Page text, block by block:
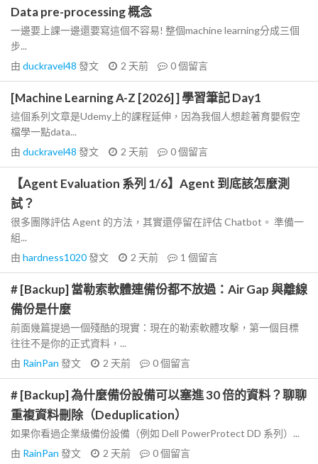
Data pre-processing 概念
一邊要上課一邊還要寫這個不容易! 整個machine learning分成三個
步...
由 duckravel48 發文 2 天前 0個留言
[Machine Learning A-Z [2026] ] 學習筆記 Day1
這個系列文章是Udemy上的課程延伸，因為我個人想趁著育嬰假空
檔學一點data...
由 duckravel48 發文 2 天前 0個留言
【Agent Evaluation 系列 1/6】Agent 到底該怎麼測
試？
很多團隊評估 Agent 的方法，其實還停留在評估 Chatbot。 準備一
組...
由 hardness1020發文 2 天前 1 個留言
# [Backup] 當勒索軟體連備份都不放過：Air Gap 與離線
備份是什麼
前面幾篇提過一個殘酷的現實：現在的勒索軟體攻擊，第一個目標
往往不是你的正式資料，...
由 RainPan 發文 2 天前 0個留言
# [Backup] 為什麼備份設備可以塞進 30 倍的資料？聊聊
重複資料刪除（Deduplication）
如果你看過企業級備份設備（例如 Dell PowerProtect DD 系列）...
由 RainPan 發文 2 天前 0個留言